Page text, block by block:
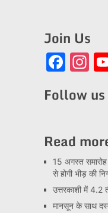
Join Us
Follow
Read
15 अगस्त समारोह
से होगी भीड़ की
उत्तरकाशी में
मानसून के साथ